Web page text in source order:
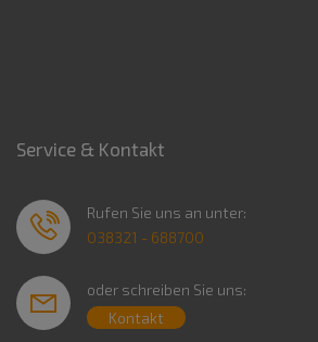
Service & Kontakt
Rufen Sie uns an unter:
038321 - 688700
oder schreiben Sie uns:
Kontakt